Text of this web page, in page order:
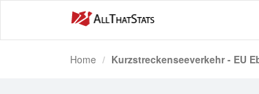
Home Kurzstreckenseeverkehr - EU